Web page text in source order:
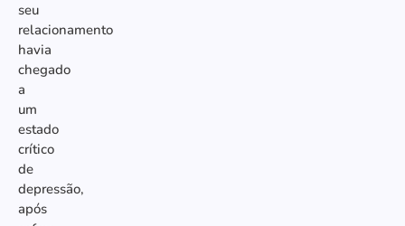
seu
relacionamento
havia
chegado
a
um
estado
crítico
de
depressão,
após